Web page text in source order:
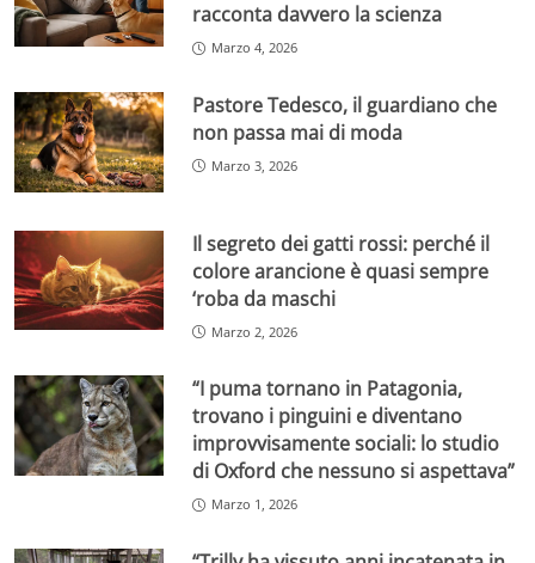
racconta davvero la scienza
Marzo 4, 2026
Pastore Tedesco, il guardiano che
non passa mai di moda
Marzo 3, 2026
Il segreto dei gatti rossi: perché il
colore arancione è quasi sempre
‘roba da maschi
Marzo 2, 2026
“I puma tornano in Patagonia,
trovano i pinguini e diventano
improvvisamente sociali: lo studio
di Oxford che nessuno si aspettava”
Marzo 1, 2026